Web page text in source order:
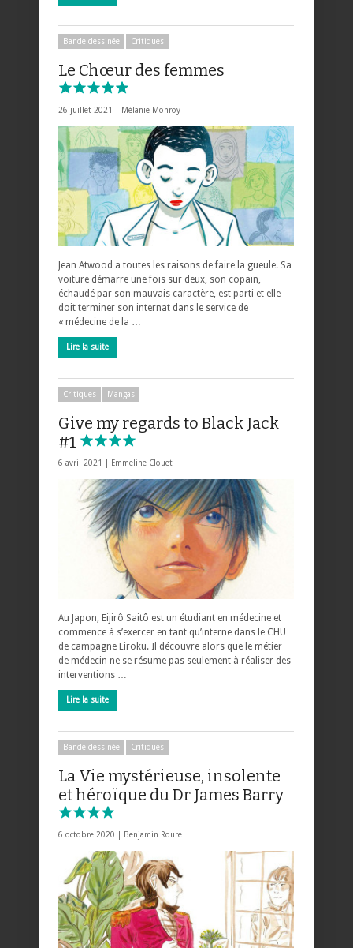
Bande dessinée Critiques
Le Chœur des femmes
26 juillet 2021 | Mélanie Monroy
Jean Atwood a toutes les raisons de faire la gueule. Sa
voiture démarre une fois sur deux, son copain,
échaudé par son mauvais caractère, est parti et elle
doit terminer son internat dans le service de
« médecine de la …
Lire la suite
Critiques Mangas
Give my regards to Black Jack
#1
6 avril 2021 | Emmeline Clouet
Au Japon, Eijirô Saitô est un étudiant en médecine et
commence à s’exercer en tant qu’interne dans le CHU
de campagne Eiroku. Il découvre alors que le métier
de médecin ne se résume pas seulement à réaliser des
interventions …
Lire la suite
Bande dessinée Critiques
La Vie mystérieuse, insolente
et héroïque du Dr James Barry
6 octobre 2020 | Benjamin Roure